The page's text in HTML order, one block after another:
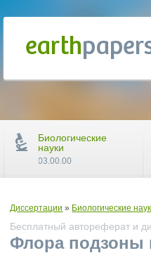
Диссертации » Биологические
Бесплатный автореферат и
Флора подзоны
Биологические
науки
03.00.00